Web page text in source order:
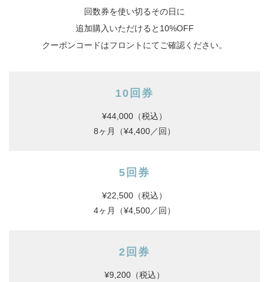
回数券を使い切るその日に
追加購入いただけると10%OFF
クーポンコードはフロントにてご確認ください。
10回券
¥44,000（税込）
8ヶ月（¥4,400／回）
5回券
¥22,500（税込）
4ヶ月（¥4,500／回）
2回券
¥9,200（税込）